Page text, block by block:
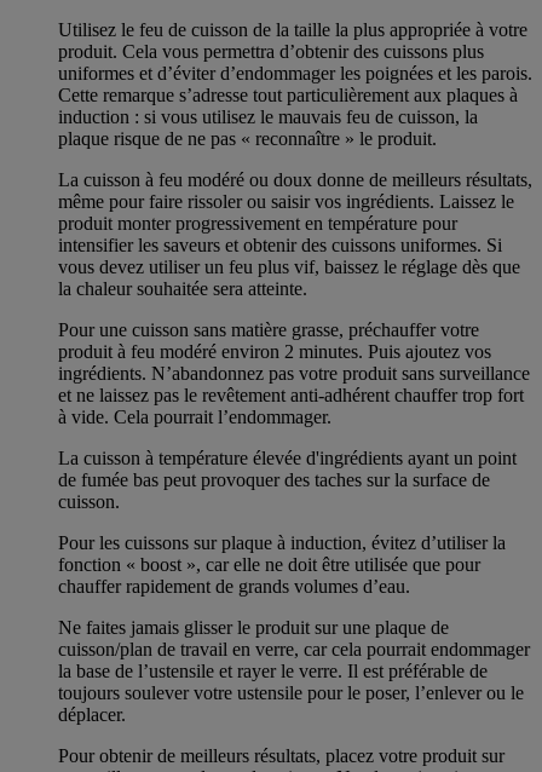
Utilisez le feu de cuisson de la taille la plus appropriée à votre
produit. Cela vous permettra d’obtenir des cuissons plus
uniformes et d’éviter d’endommager les poignées et les parois.
Cette remarque s’adresse tout particulièrement aux plaques à
induction : si vous utilisez le mauvais feu de cuisson, la
plaque risque de ne pas « reconnaître » le produit.
La cuisson à feu modéré ou doux donne de meilleurs résultats,
même pour faire rissoler ou saisir vos ingrédients. Laissez le
produit monter progressivement en température pour
intensifier les saveurs et obtenir des cuissons uniformes. Si
vous devez utiliser un feu plus vif, baissez le réglage dès que
la chaleur souhaitée sera atteinte.
Pour une cuisson sans matière grasse, préchauffer votre
produit à feu modéré environ 2 minutes. Puis ajoutez vos
ingrédients. N’abandonnez pas votre produit sans surveillance
et ne laissez pas le revêtement anti-adhérent chauffer trop fort
à vide. Cela pourrait l’endommager.
La cuisson à température élevée d'ingrédients ayant un point
de fumée bas peut provoquer des taches sur la surface de
cuisson.
Pour les cuissons sur plaque à induction, évitez d’utiliser la
fonction « boost », car elle ne doit être utilisée que pour
chauffer rapidement de grands volumes d’eau.
Ne faites jamais glisser le produit sur une plaque de
cuisson/plan de travail en verre, car cela pourrait endommager
la base de l’ustensile et rayer le verre. Il est préférable de
toujours soulever votre ustensile pour le poser, l’enlever ou le
déplacer.
Pour obtenir de meilleurs résultats, placez votre produit sur